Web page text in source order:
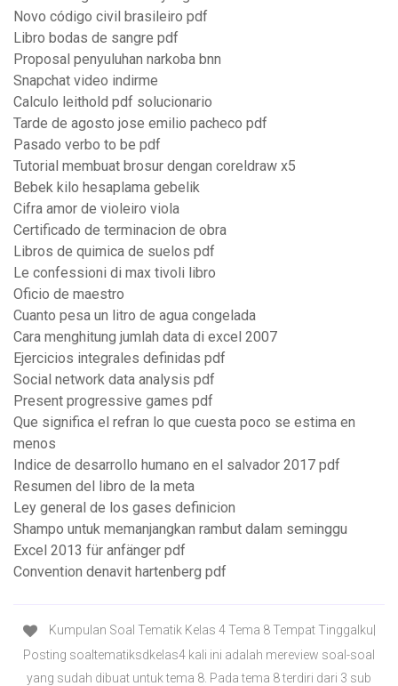
Novo código civil brasileiro pdf
Libro bodas de sangre pdf
Proposal penyuluhan narkoba bnn
Snapchat video indirme
Calculo leithold pdf solucionario
Tarde de agosto jose emilio pacheco pdf
Pasado verbo to be pdf
Tutorial membuat brosur dengan coreldraw x5
Bebek kilo hesaplama gebelik
Cifra amor de violeiro viola
Certificado de terminacion de obra
Libros de quimica de suelos pdf
Le confessioni di max tivoli libro
Oficio de maestro
Cuanto pesa un litro de agua congelada
Cara menghitung jumlah data di excel 2007
Ejercicios integrales definidas pdf
Social network data analysis pdf
Present progressive games pdf
Que significa el refran lo que cuesta poco se estima en
menos
Indice de desarrollo humano en el salvador 2017 pdf
Resumen del libro de la meta
Ley general de los gases definicion
Shampo untuk memanjangkan rambut dalam seminggu
Excel 2013 für anfänger pdf
Convention denavit hartenberg pdf
Kumpulan Soal Tematik Kelas 4 Tema 8 Tempat Tinggalku|
Posting soaltematiksdkelas4 kali ini adalah mereview soal-soal
yang sudah dibuat untuk tema 8. Pada tema 8 terdiri dari 3 sub